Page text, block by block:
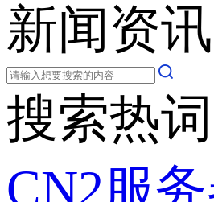
新闻资讯
搜索热词
CN2服